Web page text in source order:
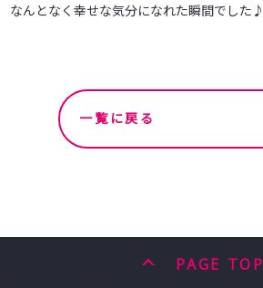
なんとなく幸せな気分になれた瞬間でした♪
一覧に戻る
PAGE TOP